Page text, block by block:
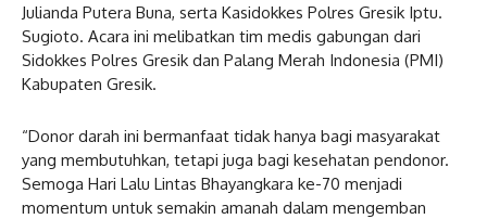
Julianda Putera Buna, serta Kasidokkes Polres Gresik Iptu.
Sugioto. Acara ini melibatkan tim medis gabungan dari
Sidokkes Polres Gresik dan Palang Merah Indonesia (PMI)
Kabupaten Gresik.
“Donor darah ini bermanfaat tidak hanya bagi masyarakat
yang membutuhkan, tetapi juga bagi kesehatan pendonor.
Semoga Hari Lalu Lintas Bhayangkara ke-70 menjadi
momentum untuk semakin amanah dalam mengemban